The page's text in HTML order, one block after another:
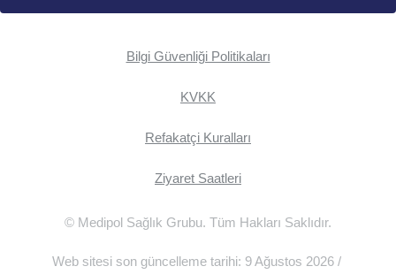
Bilgi Güvenliği Politikaları
KVKK
Refakatçi Kuralları
Ziyaret Saatleri
© Medipol Sağlık Grubu. Tüm Hakları Saklıdır.
Web sitesi son güncelleme tarihi: 9 Ağustos 2026 /